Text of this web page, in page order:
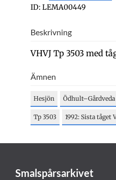
ID: LEMA00449
Beskrivning
VHVJ Tp 3503 med
Ämnen
Hesjön Ödhult–Gårdveda
Tp 3503 1992: Sista tåget
Smalspårsarkivet